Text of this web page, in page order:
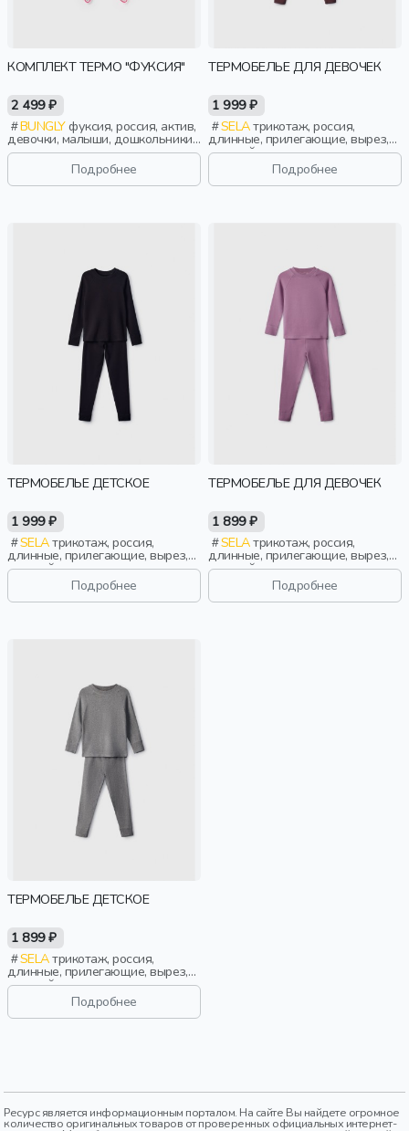
КОМПЛЕКТ ТЕРМО "ФУКСИЯ"
2 499 ₽
BUNGLYфуксия, россия, актив,
девочки, малыши, дошкольники,
дети
Подробнее
ТЕРМОБЕЛЬЕ ДЛЯ ДЕВОЧЕК
1 999 ₽
SELAтрикотаж, россия,
длинные, прилегающие, вырез,
круглый вырез, пояс, эластичные,
девочки, детиПодробнее
ТЕРМОБЕЛЬЕ ДЕТСКОЕ
1 999 ₽
SELAтрикотаж, россия,
длинные, прилегающие, вырез,
круглый вырез, пояс, эластичные,
мальчики, детиПодробнее
ТЕРМОБЕЛЬЕ ДЛЯ ДЕВОЧЕК
1 899 ₽
SELAтрикотаж, россия,
длинные, прилегающие, вырез,
круглый вырез, пояс, эластичные,
мальчики, детиПодробнее
ТЕРМОБЕЛЬЕ ДЕТСКОЕ
1 899 ₽
SELAтрикотаж, россия,
длинные, прилегающие, вырез,
круглый вырез, пояс, эластичные,
мальчики, детиПодробнее
Ресурс является информационным порталом. На сайте Вы найдете огромное
количество оригинальных товаров от проверенных официальных интернет-